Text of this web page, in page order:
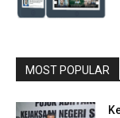
MOST POPULAR